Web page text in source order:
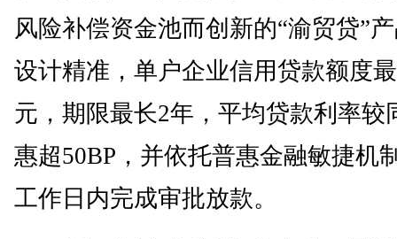
风险补偿资金池而创新的“渝贸贷”
设计精准，单户企业信用贷款额度
元，期限最长2年，平均贷款利率较
惠超50BP，并依托普惠金融敏捷机
工作日内完成审批放款。